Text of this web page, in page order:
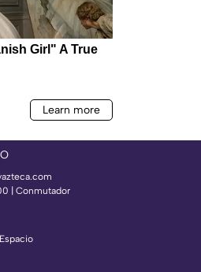
| Conmutador